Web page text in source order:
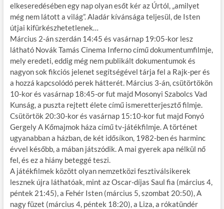
elkeseredésében egy nap olyan esőt kér az Úrtól, „amilyet
még nem látott a világ”. Aladár kívánsága teljesül, de Isten
útjai kifürkészhetetlenek…
Március 2-án szerdán 14:45 és vasárnap 19:05-kor lesz
látható Novák Tamás Cinema Inferno című dokumentumfilmje,
mely eredeti, eddig még nem publikált dokumentumok és
nagyon sok fikciós jelenet segítségével tárja fel a Rajk-per és
a hozzá kapcsolódó perek hátterét. Március 3-án, csütörtökön
10-kor és vasárnap 18:45-or fut majd Mosonyi Szabolcs Vad
Kunság, a puszta rejtett élete című ismeretterjesztő filmje.
Csütörtök 20:30-kor és vasárnap 15:10-kor fut majd Fonyó
Gergely A Kőmajmok háza című tv-játékfilmje. A történet
ugyanabban a házban, de két idősíkon, 1982-ben és harminc
évvel később, a mában játszódik. A mai gyerek apa nélkül nő
fel, és ez a hiány beteggé teszi.
A játékfilmek között olyan nemzetközi fesztiválsikerek
lesznek újra láthatóak, mint az Oscar-díjas Saul fia (március 4,
péntek 21:45), a Fehér Isten (március 5, szombat 20:50), A
nagy füzet (március 4, péntek 18:20), a Liza, a rókatündér